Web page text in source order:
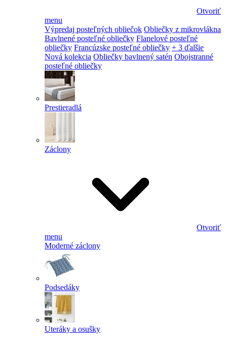
Otvoriť
menu
Výpredaj posteľných obliečok Obliečky z mikrovlákna
Bavlnené posteľné obliečky Flanelové posteľné
obliečky Francúzske posteľné obliečky + 3 ďalšie
Nová kolekcia Obliečky bavlnený satén Obojstranné
posteľné obliečky
Prestieradlá
Záclony
Otvoriť
menu
Moderné záclony
Podsedáky
Uteráky a osušky